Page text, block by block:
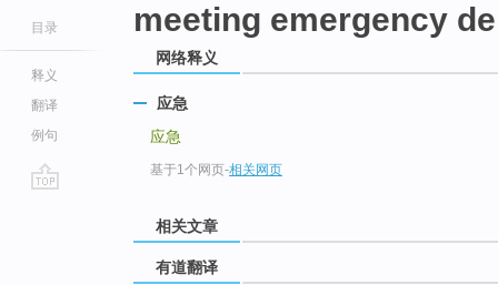
目录
释义
翻译
例句
meeting emergency
网络释义
应急
应急
基于1个网页-相关网页
相关文章
有道翻译